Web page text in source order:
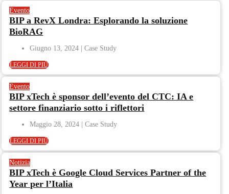
Evento
BIP a RevX Londra: Esplorando la soluzione
BioRAG
Giugno 13, 2024
LEGGI DI PIÙ
Evento
BIP xTech è sponsor dell’evento del CTC: IA e
settore finanziario sotto i riflettori
Maggio 28, 2024
LEGGI DI PIÙ
Notizia
BIP xTech è Google Cloud Services Partner of the
Year per l’Italia